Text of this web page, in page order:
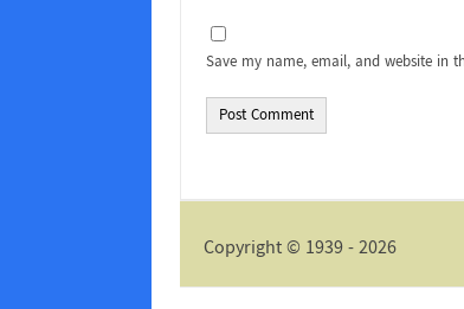
Save my name, email, and website in
Copyright © 1939 - 2026